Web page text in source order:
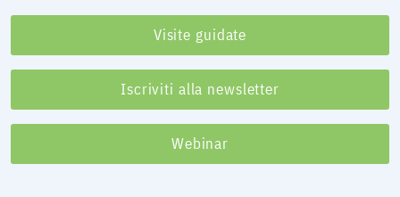
Visite guidate
Iscriviti alla newsletter
Webinar